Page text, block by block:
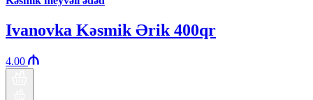
Ivanovka Kəsmik Ərik 400qr
4.00